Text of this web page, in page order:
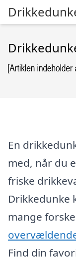
En
med, når du
friske
Drikkedunke
mange
Find din